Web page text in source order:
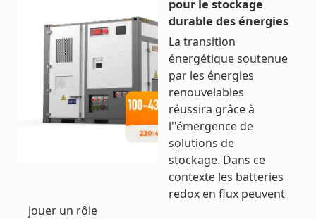
pour le stockage
durable des énergies
La transition
énergétique soutenue
par les énergies
renouvelables
réussira grâce à
l''émergence de
solutions de
stockage. Dans ce
contexte les batteries
redox en flux peuvent
jouer un rôle